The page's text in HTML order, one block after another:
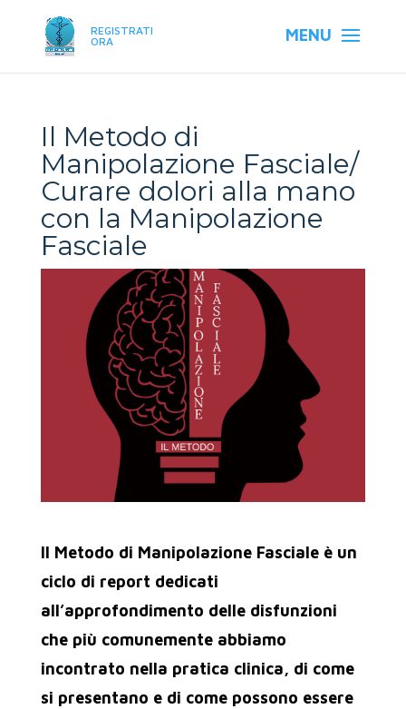
REGISTRATI
ORA
Il Metodo di
Manipolazione Fasciale/
Curare dolori alla mano
con la Manipolazione
Fasciale
Il Metodo di Manipolazione Fasciale è un
ciclo di report dedicati
all’approfondimento delle disfunzioni
che più comunemente abbiamo
incontrato nella pratica clinica, di come
si presentano e di come possono essere